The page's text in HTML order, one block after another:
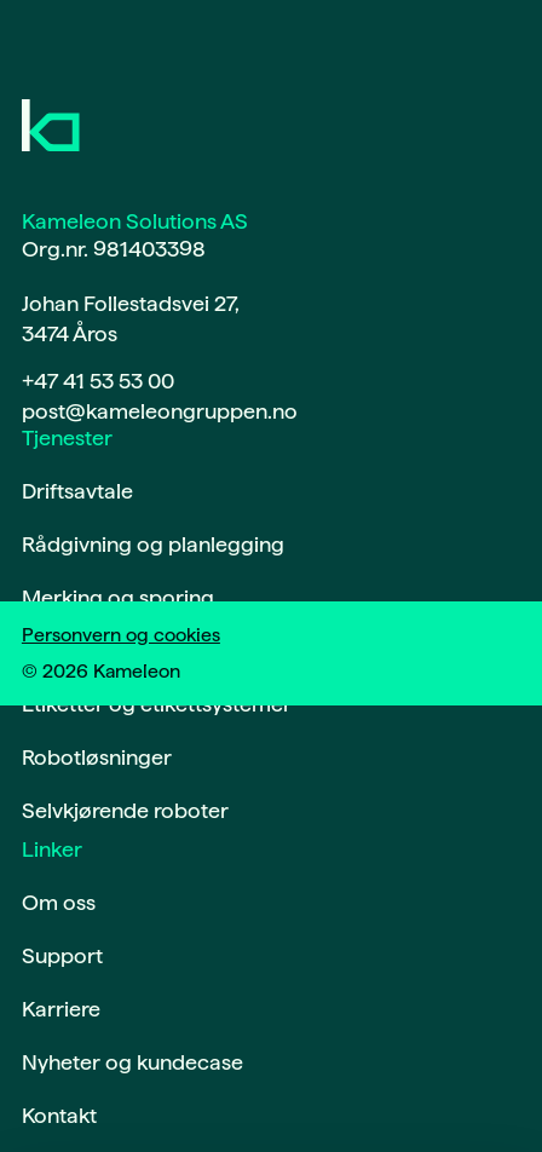
Kameleon Solutions AS
Org.nr. 981403398
Johan Follestadsvei 27,
3474 Åros
+47 41 53 53 00
post@kameleongruppen.no
Tjenester
Driftsavtale
Rådgivning og planlegging
Merking og sporing
Softwareløsninger og digitalisering
Etiketter og etikettsystemer
Robotløsninger
Selvkjørende roboter
Linker
Om oss
Support
Karriere
Nyheter og kundecase
Kontakt
© 2026 Kameleon
Personvern og cookies